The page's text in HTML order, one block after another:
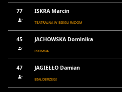
77 ISKRA Marcin
TEATRALNA W BIEGU RADOM
45 JACHOWSKA Dominika
PROMNA
47 JAGIEŁŁO Damian
BIAŁOBRZEGI